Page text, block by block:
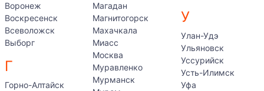
Воронеж
Воскресенск
Всеволожск
Выборг
Г
Горно-Алтайск
Магадан
Магнитогорск
Махачкала
Миасс
Москва
Муравленко
Мурманск
У
Улан-Удэ
Ульяновск
Уссурийск
Усть-Илимск
Уфа